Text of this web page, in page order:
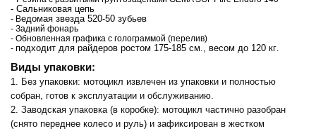
- Сальниковая цепь
- Ведомая звезда 520-50 зубьев
- Задний фонарь
- Обновленная графика с голограммой (перелив)
- подходит для райдеров ростом 175-185 см., весом до 120 кг
Виды упаковки:
1. Без упаковки: мотоцикл извлечен из упаковки и полностью
собран, готов к эксплуатации и обслуживанию.
2. Заводская упаковка (в коробке): мотоцикл частично разобран
(снято переднее колесо и руль) и зафиксирован в жестком